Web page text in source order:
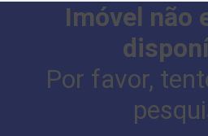
Imóvel não
Por favor,